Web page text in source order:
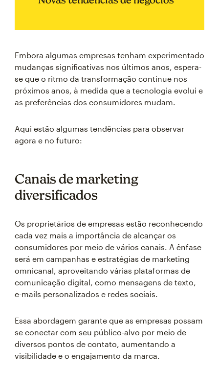
Embora algumas empresas tenham experimentado
mudanças significativas nos últimos anos, espera-
se que o ritmo da transformação continue nos
próximos anos, à medida que a tecnologia evolui e
as preferências dos consumidores mudam.
Aqui estão algumas tendências para observar
agora e no futuro:
Canais de marketing
diversificados
Os proprietários de empresas estão reconhecendo
cada vez mais a importância de alcançar os
consumidores por meio de vários canais. A ênfase
será em campanhas e estratégias de marketing
omnicanal, aproveitando várias plataformas de
comunicação digital, como mensagens de texto,
e-mails personalizados e redes sociais.
Essa abordagem garante que as empresas possam
se conectar com seu público-alvo por meio de
diversos pontos de contato, aumentando a
visibilidade e o engajamento da marca.